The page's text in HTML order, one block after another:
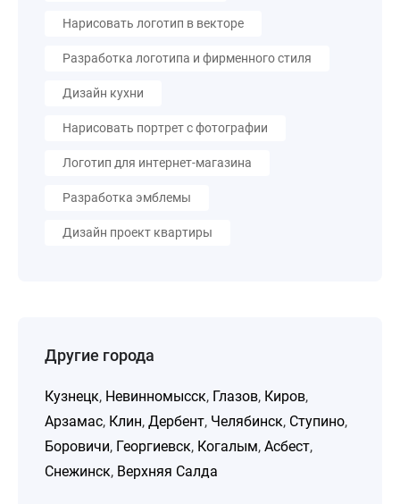
Нарисовать логотип в векторе
Разработка логотипа и фирменного стиля
Дизайн кухни
Нарисовать портрет с фотографии
Логотип для интернет-магазина
Разработка эмблемы
Дизайн проект квартиры
Другие города
Кузнецк, Невинномысск, Глазов, Киров,
Арзамас, Клин, Дербент, Челябинск, Ступино,
Боровичи, Георгиевск, Когалым, Асбест,
Снежинск, Верхняя Салда